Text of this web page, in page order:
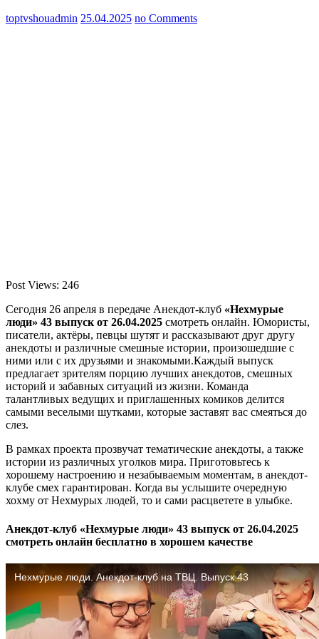
toptvshouadmin 25.04.2025 no Comments
Post Views: 246
Сегодня 26 апреля в передаче Анекдот-клуб «Нехмурые
люди» 43 выпуск от 26.04.2025 смотреть онлайн. Юмористы,
писатели, актёры, певцы шутят и рассказывают друг другу
анекдоты и различные смешные истории, произошедшие с
ними или с их друзьями и знакомыми.Каждый выпуск
предлагает зрителям порцию лучших анекдотов, смешных
историй и забавных ситуаций из жизни. Команда
талантливых ведущих и приглашенных комиков делится
самыми веселыми шутками, которые заставят вас смеяться до
слез.
В рамках проекта прозвучат тематические анекдоты, а также
истории из различных уголков мира. Приготовьтесь к
хорошему настроению и незабываемым моментам, в анекдот-
клубе смех гарантирован. Когда вы услышите очередную
хохму от Нехмурых людей, то и сами расцветете в улыбке.
Анекдот-клуб «Нехмурые люди» 43 выпуск от 26.04.2025
смотреть онлайн бесплатно в хорошем качестве